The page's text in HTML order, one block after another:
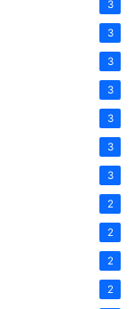
3
3
3
3
3
3
3
2
2
2
2